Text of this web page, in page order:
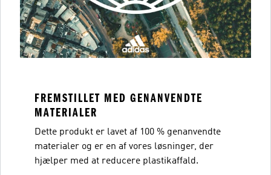
FREMSTILLET MED GENANVENDTE
MATERIALER
Dette produkt er lavet af 100 % genanvendte
materialer og er en af vores løsninger, der
hjælper med at reducere plastikaffald.